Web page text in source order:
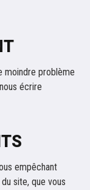
moindre problème
écrire
empêchant
site, que vous